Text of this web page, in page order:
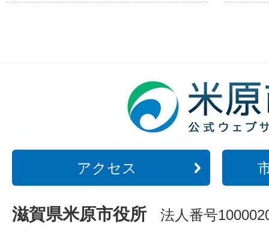
アクセス
滋賀県米原市役所 法人番号